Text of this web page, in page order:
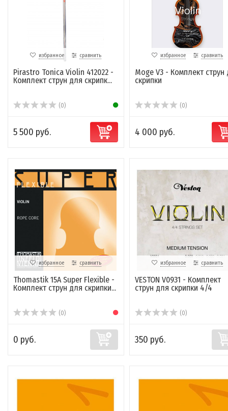
избранное сравнить
Pirastro Tonica Violin 412022 -
Комплект струн для скрипк...
(0)
5 500 руб.
избранное сравнить
Moge V3 - Комплект струн
скрипки
(0)
4 000 руб.
избранное сравнить
Thomastik 15A Super Flexible -
Комплект струн для скрипки...
(0)
0 руб.
избранное сравнить
VESTON V0931 - Комплект
струн для скрипки 4/4
(0)
350 руб.